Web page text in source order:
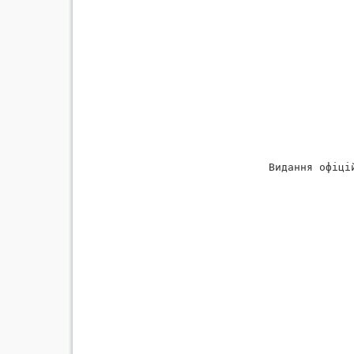
Видання